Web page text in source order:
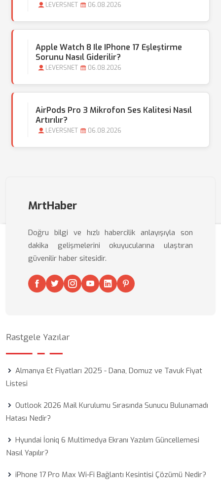
LEVERSNET 06.08.2026
Apple Watch 8 Ile IPhone 17 Eşleştirme
Sorunu Nasıl Giderilir?
LEVERSNET 06.08.2026
AirPods Pro 3 Mikrofon Ses Kalitesi Nasıl
Artırılır?
LEVERSNET 06.08.2026
MrtHaber
Doğru bilgi ve hızlı habercilik anlayışıyla son
dakika gelişmelerini okuyucularına ulaştıran
güvenilir haber sitesidir.
Rastgele Yazılar
Almanya Et Fiyatları 2025 - Dana, Domuz ve Tavuk Fiyat
Listesi
Outlook 2026 Mail Kurulumu Sırasında Sunucu Bulunamadı
Hatası Nedir?
Hyundai İoniq 6 Multimedya Ekranı Yazılım Güncellemesi
Nasıl Yapılır?
iPhone 17 Pro Max Wi-Fi Bağlantı Kesintisi Çözümü Nedir?